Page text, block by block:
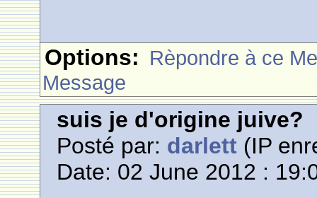
Options: Rèpondre à ce
Message
suis je d'origine juive?
Posté par: darlett (IP
Date: 02 June 2012 :